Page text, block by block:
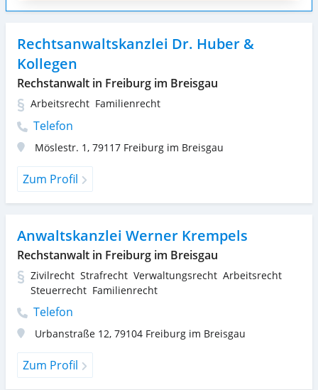
Rechtsanwaltskanzlei Dr. Huber &
Kollegen
Rechstanwalt in Freiburg im Breisgau
Arbeitsrecht Familienrecht
Telefon
Möslestr. 1 , 79117 Freiburg im Breisgau
Zum Profil
Anwaltskanzlei Werner Krempels
Rechstanwalt in Freiburg im Breisgau
Zivilrecht Strafrecht Verwaltungsrecht Arbeitsrecht
Steuerrecht Familienrecht
Telefon
Urbanstraße 12, 79104 Freiburg im Breisgau
Zum Profil